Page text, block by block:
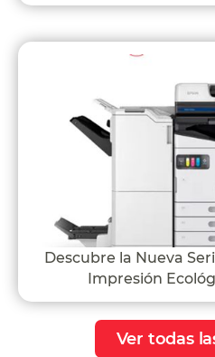
Descubre la Nueva
Impresión
Ver todas